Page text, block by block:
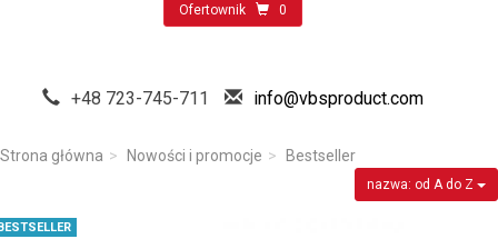
Ofertownik 0
+48 723-745-711 info@vbsproduct.com
Strona główna Nowości i promocje Bestseller
nazwa: od A do Z